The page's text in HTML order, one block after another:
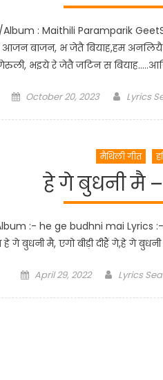
: Maithili Paramparik
बाजन, भ जेतै बियाह,हम
गेरुली, भइये रे जेतै जटिन स
Posted
October 20, 2023 Author
Lyrics
मैथिली गीत
हे गे बुधनी मै –
:- he ge budhni mai Lyrics
बुधनी मै, एगो बीड़ी दीहैं गे,हे गे बुधनी
Posted
April 29, 2022 Author
Lyrics